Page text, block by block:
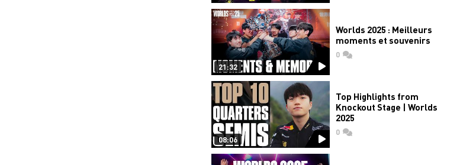
21:32
Worlds 2025 : Meilleurs
moments et souvenirs
0commentaires
08:06
Top Highlights from
Knockout Stage | Worlds
2025
0commentaires